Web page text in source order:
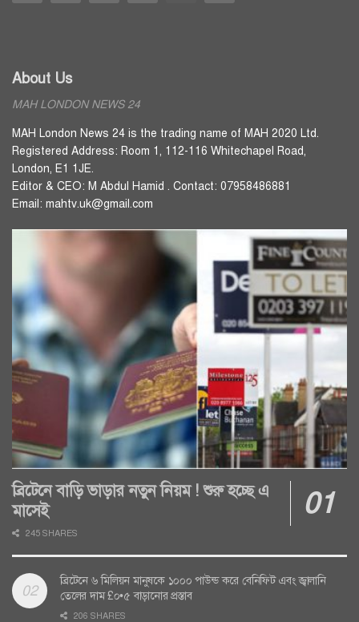
About Us
MAH LONDON NEWS 24
MAH London News 24 is the trading name of MAH 2020 Ltd.
Registered Address: Room 1, 112-116 Whitechapel Road,
London, E1 1JE.
Editor & CEO: M Abdul Hamid . Contact: 07958486881
Email: mahtv.uk@gmail.com
ব্রিটেনে বাড়ি ভাড়ার নতুন নিয়ম ! শুরু হচ্ছে এ
মাসেই
245 SHARES
ব্রিটেনে ৬ মিলিয়ন মানুষকে ১০০০ পাউন্ড করে বেনিফিট এবং জ্বালানি
তেলের দাম £০•৫ বাড়ানোর প্রস্তাব
206 SHARES